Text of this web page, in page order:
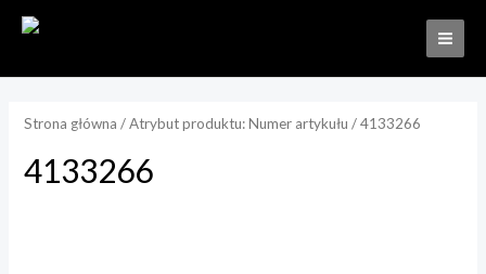
Strona główna / Atrybut produktu: Numer artykułu / 4133266
4133266